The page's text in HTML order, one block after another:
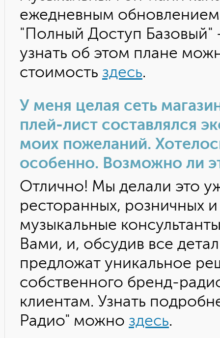
ежедневным
"Полный Доступ Базовый"
узнать об этом плане
стоимость здесь.
У меня целая сеть
плей-лист составлялся
моих пожеланий.
особенно. Возможно ли
Отлично! Мы делали это
ресторанных, розничных
музыкальные
Вами, и, обсудив все
предложат уникальное
собственного бренд-
клиентам. Узнать
Радио" можно здесь.